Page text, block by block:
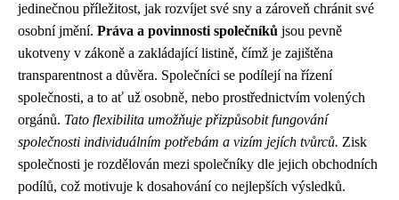
jedinečnou příležitost, jak rozvíjet své sny a zároveň chránit své
osobní jmění. Práva a povinnosti společníků jsou pevně
ukotveny v zákoně a zakládající listině, čímž je zajištěna
transparentnost a důvěra. Společníci se podílejí na řízení
společnosti, a to ať už osobně, nebo prostřednictvím volených
orgánů. Tato flexibilita umožňuje přizpůsobit fungování
společnosti individuálním potřebám a vizím jejích tvůrců. Zisk
společnosti je rozdělován mezi společníky dle jejich obchodních
podílů, což motivuje k dosahování co nejlepších výsledků.